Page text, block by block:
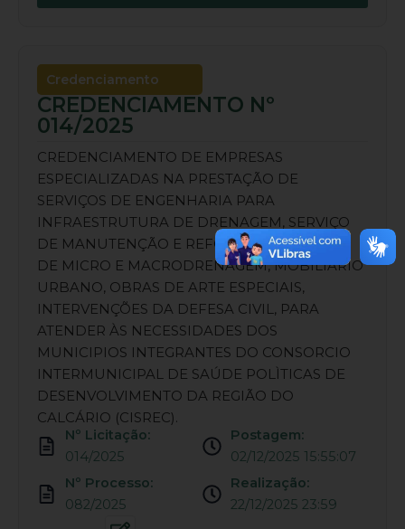
Credenciamento
CREDENCIAMENTO Nº
014/2025
CREDENCIAMENTO DE EMPRESAS
ESPECIALIZADAS NA PRESTAÇÃO DE
SERVIÇOS DE ENGENHARIA PARA
INFRAESTRUTURA DE DRENAGEM, SERVIÇO
DE MANUTENÇÃO E REFORMA DO SISTEMA
DE MICRO E MACRODRENAGEM, MOBILIARIO
URBANO, OBRAS DE ARTE ESPECIAIS,
INTERVENÇÕES DA DEFESA CIVIL, PARA
ATENDER ÀS NECESSIDADES DOS
MUNICIPIOS INTEGRANTES DO CONSORCIO
INTERMUNICIPAL DE SAÚDE POLÌTICAS DE
DESENVOLVIMENTO DA REGIÃO DO
CALCÁRIO (CISREC).
Nº Licitação:
014/2025
Nº Processo:
082/2025
Postagem:
02/12/2025 15:55:07
Realização:
22/12/2025 23:59